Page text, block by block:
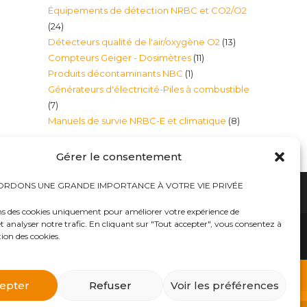
Gérer le consentement
UNE GRANDE IMPORTANCE À VOTRE VIE PRIVÉE
des cookies uniquement pour améliorer votre expérience de
analyser notre trafic. En cliquant sur "Tout accepter", vous consentez à
des cookies.
Refuser Voir les préférences
NRBC (masques à gaz, combinaison et
etc..») dans notre E-BOUTIQUE NRBC-E.
produits
Équipements de détection NRBC et CO2/O2
2424
produits
Détecteurs qualité de l'air/oxygène O2 1313
Compteurs Geiger - Dosimètres 1111
Produits décontaminants NBC 11
produit
Générateurs d'électricité-Piles à combustible
77
produits
Manuels de survie NRBC-E et climatique 88
Bureaux tables bunkers NRBC-E
médicales
électromagnétique
Masques à gaz
Équipements accessoires Militaires Police Sécurité
de protection NBC Personnelle
et Alpiniste
Traitement d’eau – Purificateurs eau et filtres
Générateurs d’électricité-Piles à combustible